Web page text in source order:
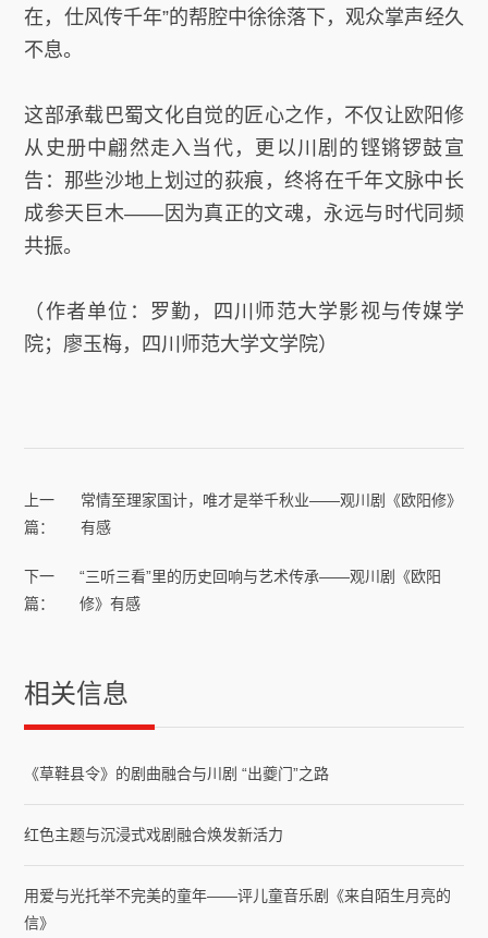
在，仕风传千年”的帮腔中徐徐落下，观众掌声经久
不息。
这部承载巴蜀文化自觉的匠心之作，不仅让欧阳修
从史册中翩然走入当代，更以川剧的铿锵锣鼓宣
告：那些沙地上划过的荻痕，终将在千年文脉中长
成参天巨木——因为真正的文魂，永远与时代同频
共振。
（作者单位：罗勤，四川师范大学影视与传媒学
院；廖玉梅，四川师范大学文学院）
上一
篇：
常情至理家国计，唯才是举千秋业——观川剧《欧阳修》
有感
下一
篇：
“三听三看”里的历史回响与艺术传承——观川剧《欧阳
修》有感
相关信息
《草鞋县令》的剧曲融合与川剧 “出夔门”之路
红色主题与沉浸式戏剧融合焕发新活力
用爱与光托举不完美的童年——评儿童音乐剧《来自陌生月亮的
信》